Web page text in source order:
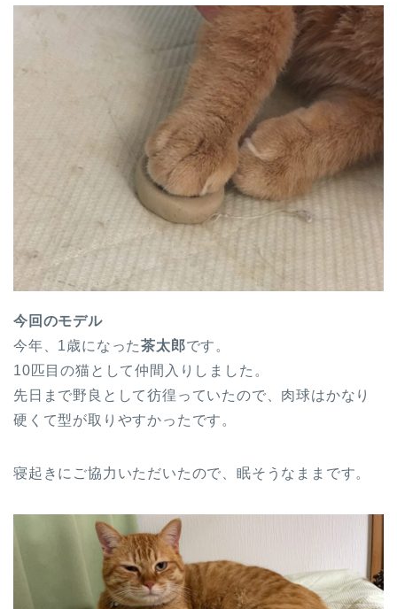
今回のモデル
今年、1歳になった茶太郎です。
10匹目の猫として仲間入りしました。
先日まで野良として彷徨っていたので、肉球はかなり
硬くて型が取りやすかったです。
寝起きにご協力いただいたので、眠そうなままです。